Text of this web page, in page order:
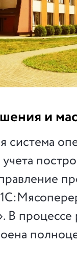
и
система
В процессе